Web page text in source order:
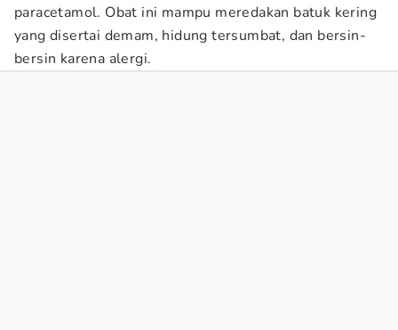
paracetamol. Obat ini mampu meredakan batuk kering
yang disertai demam, hidung tersumbat, dan bersin-
bersin karena alergi.